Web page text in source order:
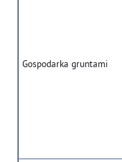
Gospodarka gruntami